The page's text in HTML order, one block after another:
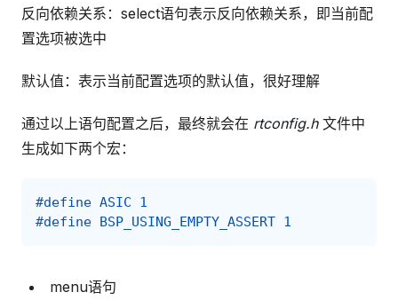
反向依赖关系：select语句表示反向依赖关系，即当前配
置选项被选中
默认值：表示当前配置选项的默认值，很好理解
通过以上语句配置之后，最终就会在 rtconfig.h文件中
生成如下两个宏：
#define ASIC 1
#define BSP_USING_EMPTY_ASSERT 1
menu语句